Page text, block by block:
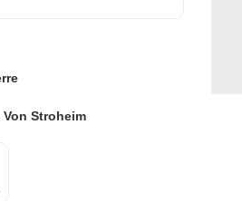
Von Stroheim